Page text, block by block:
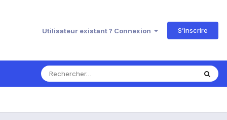
Utilisateur existant ? Connexion S’inscrire